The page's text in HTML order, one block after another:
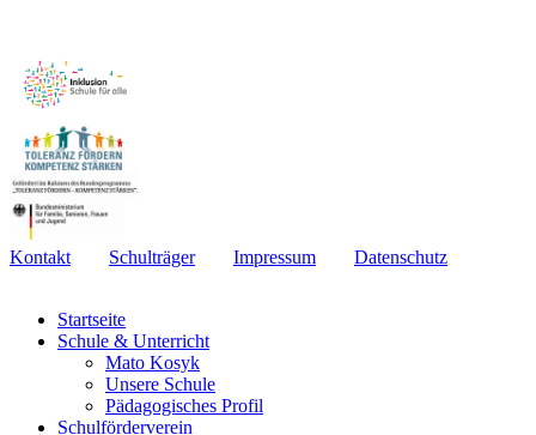
Kontakt Schulträger Impressum Datenschutz
Startseite
Schule & Unterricht
Mato Kosyk
Unsere Schule
Pädagogisches Profil
Schulförderverein